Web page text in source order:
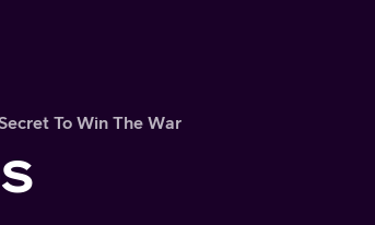
To Win The War